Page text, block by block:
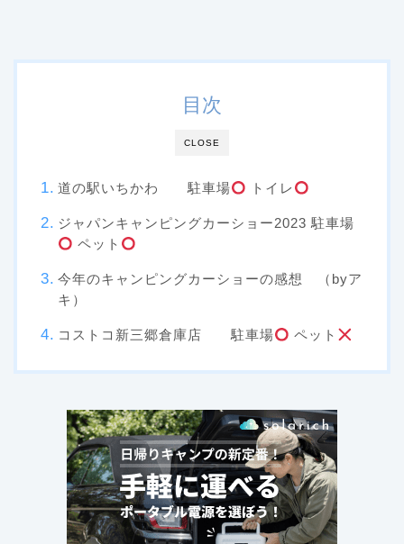
CLOSE
目次
道の駅いちかわ 駐車場 トイレ
ジャパンキャンピングカーショー2023 駐車場
ペット
今年のキャンピングカーショーの感想 （byア
キ）
コストコ新三郷倉庫店 駐車場 ペット